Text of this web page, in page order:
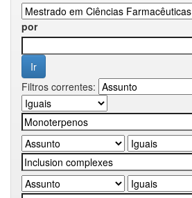
por
Filtros correntes: